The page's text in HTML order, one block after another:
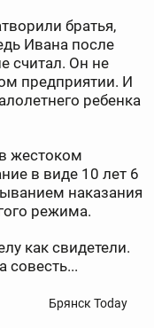
братья,
Ивана после
считал. Он не
предприятии. И
ребенка
жестоком
в виде 10 лет 6
наказания
режима.
как свидетели.
совесть...
Брянск Today